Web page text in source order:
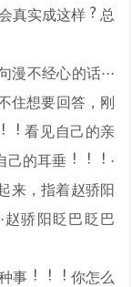
真实成这样
总
不经心的话···
住想要回答，刚
看见自己的亲
己的耳垂
·
来，指着赵骄阳
骄阳眨巴眨巴
事
你怎么